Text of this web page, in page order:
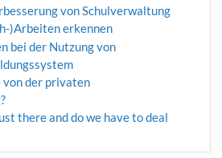
von Schulverwaltung
)Arbeiten erkennen
bei der Nutzung von
der privaten
there and do we have to deal